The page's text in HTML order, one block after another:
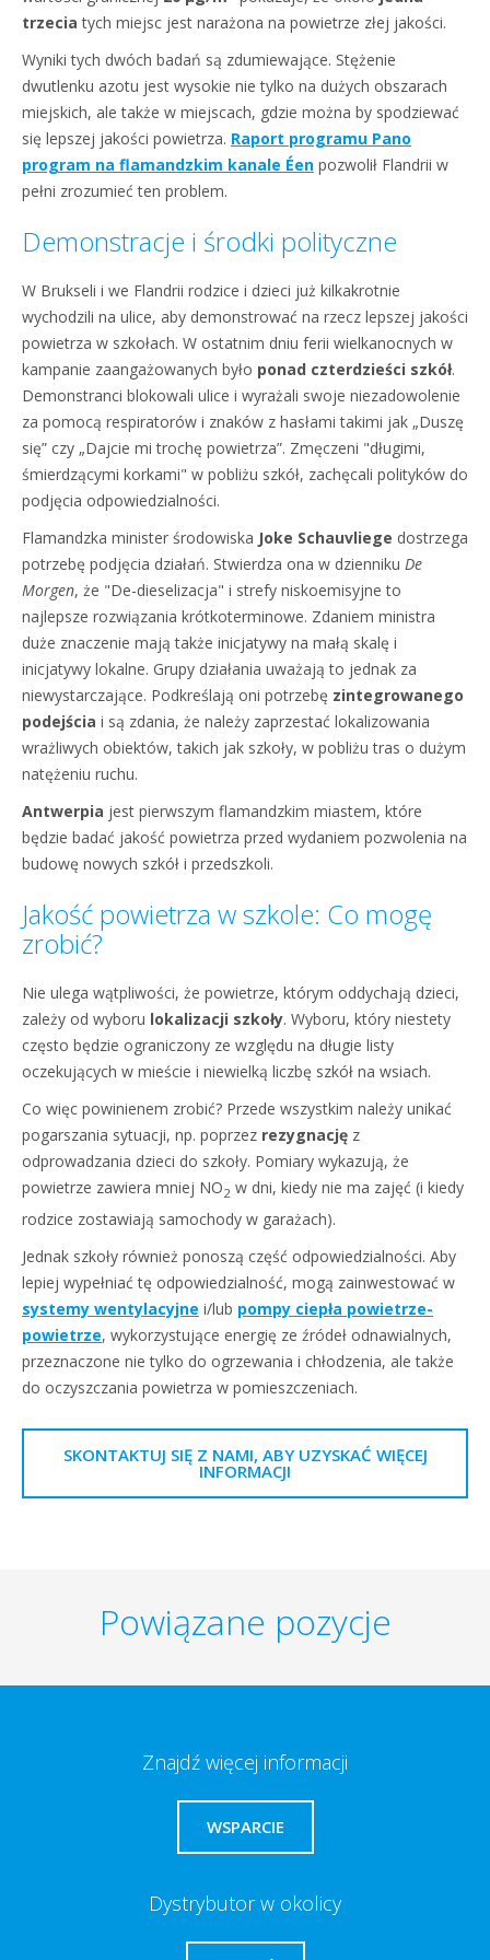
trzeciatych miejsc jest narażona na powietrze złej jakości.
Wyniki tych dwóch badań są zdumiewające. Stężenie
dwutlenku azotu jest wysokie nie tylko na dużych obszarach
miejskich, ale także w miejscach, gdzie można by spodziewać
się lepszej jakości powietrza. Raport programu Pano
program na flamandzkim kanale Éen pozwolił Flandrii w
pełni zrozumieć ten problem.
Demonstracje i środki polityczne
W Brukseli i we Flandrii rodzice i dzieci już kilkakrotnie
wychodzili na ulice, aby demonstrować na rzecz lepszej jakości
powietrza w szkołach. W ostatnim dniu ferii wielkanocnych w
kampanie zaangażowanych było ponad czterdzieści szkół.
Demonstranci blokowali ulice i wyrażali swoje niezadowolenie
za pomocą respiratorów i znaków z hasłami takimi jak „Duszę
się” czy „Dajcie mi trochę powietrza”. Zmęczeni "długimi,
śmierdzącymi korkami" w pobliżu szkół, zachęcali polityków do
podjęcia odpowiedzialności.
Flamandzka minister środowiska Joke Schauvliege dostrzega
potrzebę podjęcia działań. Stwierdza ona w dzienniku De
Morgen, że "De-dieselizacja" i strefy niskoemisyjne to
najlepsze rozwiązania krótkoterminowe. Zdaniem ministra
duże znaczenie mają także inicjatywy na małą skalę i
inicjatywy lokalne. Grupy działania uważają to jednak za
niewystarczające. Podkreślają oni potrzebę zintegrowanego
podejścia i są zdania, że należy zaprzestać lokalizowania
wrażliwych obiektów, takich jak szkoły, w pobliżu tras o dużym
natężeniu ruchu.
Antwerpia jest pierwszym flamandzkim miastem, które
będzie badać jakość powietrza przed wydaniem pozwolenia na
budowę nowych szkół i przedszkoli.
Jakość powietrza w szkole: Co mogę
zrobić?
Nie ulega wątpliwości, że powietrze, którym oddychają dzieci,
zależy od wyboru lokalizacji szkoły. Wyboru, który niestety
często będzie ograniczony ze względu na długie listy
oczekujących w mieście i niewielką liczbę szkół na wsiach.
Co więc powinienem zrobić? Przede wszystkim należy unikać
pogarszania sytuacji, np. poprzez rezygnację z
odprowadzania dzieci do szkoły. Pomiary wykazują, że
powietrze zawiera mniej NO2 w dni, kiedy nie ma zajęć (i kiedy
rodzice zostawiają samochody w garażach).
Jednak szkoły również ponoszą część odpowiedzialności. Aby
lepiej wypełniać tę odpowiedzialność, mogą zainwestować w
systemy wentylacyjne i/lub pompy ciepła powietrze-
powietrze, wykorzystujące energię ze źródeł odnawialnych,
przeznaczone nie tylko do ogrzewania i chłodzenia, ale także
do oczyszczania powietrza w pomieszczeniach.
SKONTAKTUJ SIĘ Z NAMI, ABY UZYSKAĆ WIĘCEJ
INFORMACJI
Powiązane pozycje
Znajdź więcej informacji
WSPARCIE
Dystrybutor w okolicy